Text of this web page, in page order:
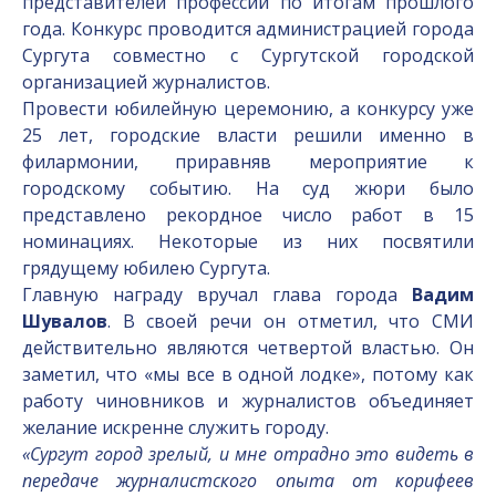
года. Конкурс проводится администрацией города
Сургута совместно с Сургутской городской
организацией журналистов.
Провести юбилейную церемонию, а конкурсу уже
25 лет, городские власти решили именно в
филармонии, приравняв мероприятие к
городскому событию. На суд жюри было
представлено рекордное число работ в 15
номинациях. Некоторые из них посвятили
грядущему юбилею Сургута.
Главную награду вручал глава города Вадим
Шувалов. В своей речи он отметил, что СМИ
действительно являются четвертой властью. Он
заметил, что «мы все в одной лодке», потому как
работу чиновников и журналистов объединяет
желание искренне служить городу.
«Сургут город зрелый, и мне отрадно это видеть в
передаче журналистского опыта от корифеев